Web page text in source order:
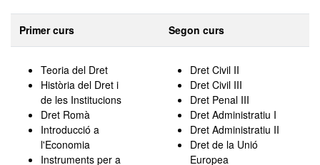
Primer curs Segon curs
Teoria del Dret
Història del Dret i
de les Institucions
Dret Romà
Introducció a
l'Economia
Instruments per a
Dret Civil II
Dret Civil III
Dret Penal III
Dret Administratiu I
Dret Administratiu II
Dret de la Unió
Europea